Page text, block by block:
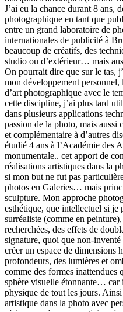
J’ai eu la chance durant 8 ans,
photographique en tant que
entre un grand laboratoire de
internationales de publicité à
beaucoup de créatifs, des
studio ou d’extérieur… mais
On pourrait dire que sur le tas,
mon développement
d’art photographique avec le
cette discipline, j’ai plus tard
dans plusieurs applications
passion de la photo, mais aussi
et complémentaire à d’autres
étudié 4 ans à l’Académie des
monumentale.. cet apport de
réalisations artistiques dans la
si mon but ne fut pas
photos en Galeries… mais
sculpture. Mon approche
esthétique, que intellectuel si je
surréaliste (comme en
recherchées, des effets de
signature, quoi que non-
créer un espace de dimensions
profondeurs, des lumières et
comme des formes inattendues
sphère visuelle étonnante… car
physique de tout les jours.
artistique dans la photo avec